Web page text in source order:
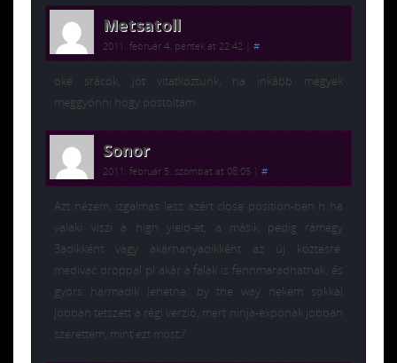
Metsatoll
2011. február 4. péntek at 22:42 #
oké srácok, jót vitatkoztunk, na inkább megyek
meggyónni hogy postoltam
Sonor
2011. február 5. szombat at 08:05 #
Azt nézem, izgalmas lesz azért close position-ben h ha
valaki viszi a high yield-et, a másik pedig rámegy
3adikként vagy akárhanyadikként az új köztesre.
medivac droppal pl akár a falak is fennmaradhatnak, és
gyors harmadik lehetne. by the way nekem sokkal
jobban tetszett a régi verzió, mert ninja-exponak jobban
szerettem, mint ezt most:/